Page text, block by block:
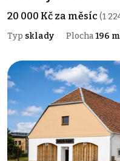
20 000 Kč za měsíc(1
Typ sklady Plocha196